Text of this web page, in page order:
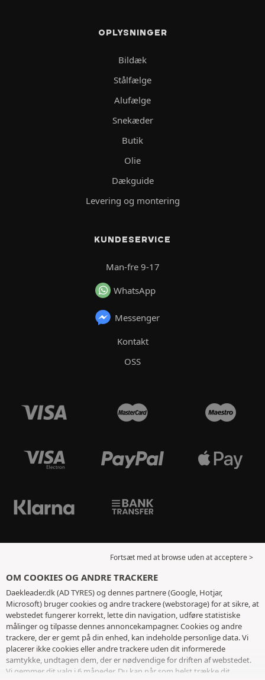
OPLYSNINGER
Bildæk
Stålfælge
Alufælge
Snekæder
Butik
Olie
Dækguide
Levering og montering
KUNDESERVICE
Man-fre 9-17
WhatsApp
Messenger
Kontakt
OSS
Fortsæt med at browse uden at acceptere >
OM COOKIES OG ANDRE TRACKERE
Daekleader.dk (AD TYRES) og dennes partnere (Google, Hotjar,
Microsoft) bruger cookies og andre trackere (webstorage) for at sikre, at
webstedet fungerer korrekt, lette din navigation, udføre statistiske
målinger og tilpasse dennes annoncekampagner. Cookies og andre
trackere, der er gemt på din enhed, kan indeholde personlige data. Vi
placerer ikke cookies eller andre trackere uden dit informerede
samtykke, undtagen dem, der er nødvendige for driften af ​​webstedet.
Vi gemmer dit valg i 6 måneder. Du kan når som helst trække dit